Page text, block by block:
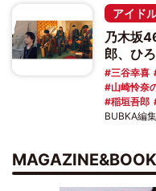
アイド
乃木坂
郎、ひ
三谷幸喜
山崎怜奈
稲垣吾郎
BUBKA編